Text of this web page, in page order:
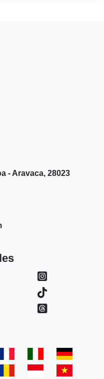
- Aravaca, 28023